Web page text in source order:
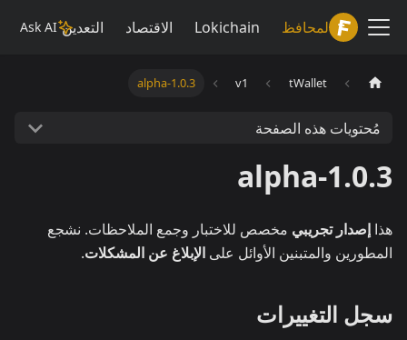
Lokiwiki
المحافظ Lokichain الاقتصاد التعدين Ask AI
tWallet
v1
1.0.3-alpha
مُحتويات هذه الصفحة
1.0.3-alpha
هذا إصدار تجريبي مخصص للاختبار وجمع الملاحظات. نشجع
المطورين والمتبنين الأوائل على الإبلاغ عن المشكلات.
سجل التغييرات